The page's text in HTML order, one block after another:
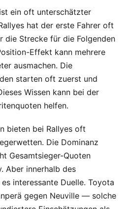
ein oft unterschätzter
hat der erste Fahrer oft
die Strecke für die Folgenden
Effekt kann mehrere
ausmachen. Die
starten oft zuerst und
Wissen kann bei der
helfen.
bieten bei Rallyes oft
Die Dominanz
Gesamtsieger-Quoten
Aber innerhalb des
interessante Duelle. Toyota
gegen Neuville — solche